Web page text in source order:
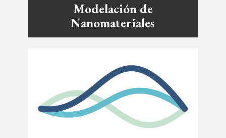
Modelación de
Nanomateriales